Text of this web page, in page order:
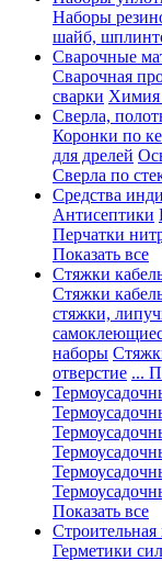
Наборы
шайб,
Сварочные
Сварочная
сварки Химия
Сверла,
Коронки по
для дрелей
Сверла по
Средства
Антисептики
Перчатки
Показать все
Стяжки
Стяжки
стяжки,
наборы
отверстие ...
Показать все
Герметики